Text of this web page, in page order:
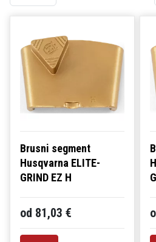
Brusni segment
Husqvarna ELITE-
GRIND EZ H
od 81,03 €